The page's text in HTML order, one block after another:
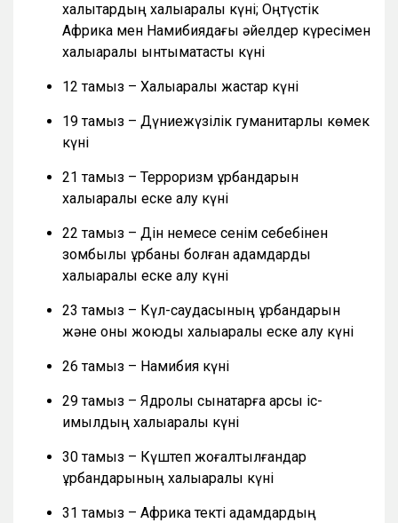
халықтардың халықаралық күні; Оңтүстік
Африка мен Намибиядағы әйелдер күресімен
халықаралық ынтымақтастық күні
12 тамыз – Халықаралық жастар күні
19 тамыз – Дүниежүзілік гуманитарлық көмек
күні
21 тамыз – Терроризм құрбандарын
халықаралық еске алу күні
22 тамыз – Дін немесе сенім себебінен
зомбылық құрбаны болған адамдарды
халықаралық еске алу күні
23 тамыз – Күл-саудасының құрбандарын
және оны жоюды халықаралық еске алу күні
26 тамыз – Намибия күні
29 тамыз – Ядролық сынақтарға қарсы іс-
қимылдың халықаралық күні
30 тамыз – Күштеп жоғалтылғандар
құрбандарының халықаралық күні
31 тамыз – Африка текті адамдардың